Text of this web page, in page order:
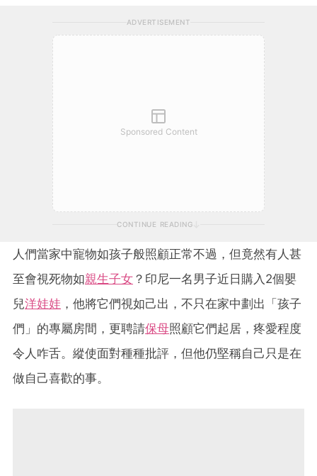
ADVERTISEMENT
Sponsored Content
CONTINUE READING
人們當家中寵物如孩子般照顧正常不過，但竟然有人甚
至會視死物如親生子女 ？印尼一名男子近日購入2個嬰
兒洋娃娃 ，他將它們視如己出，不只在家中劃出「孩子
們」的專屬房間，更聘請保母照顧它們起居，疼愛程度
令人咋舌。縱使面對種種批評，但他仍堅稱自己只是在
做自己喜歡的事。